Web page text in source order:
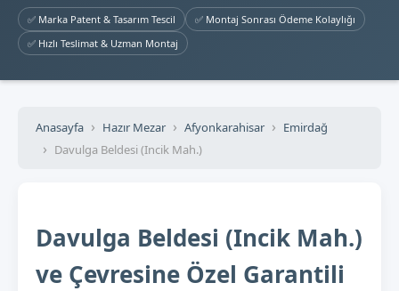
✅ Marka Patent & Tasarım Tescil
✅ Montaj Sonrası Ödeme Kolaylığı
✅ Hızlı Teslimat & Uzman Montaj
Anasayfa Hazır Mezar Afyonkarahisar
Emirdağ
Davulga Beldesi (Incik Mah.)
Davulga Beldesi (Incik Mah.)
ve Çevresine Özel Garantili